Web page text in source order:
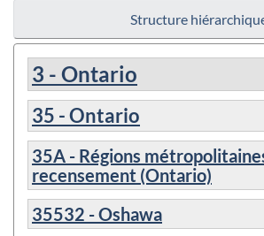
Structure
3 - Ontario
35 - Ontario
35A - Régions
recensement (Ontario)
35532 - Oshawa